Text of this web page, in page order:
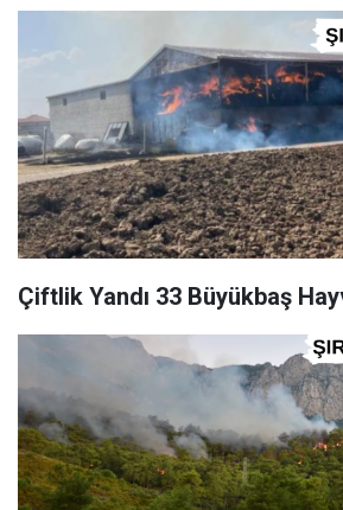
Çiftlik Yandı 33 Büyükbaş